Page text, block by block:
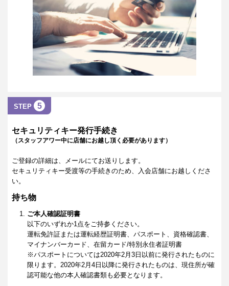
STEP 5
セキュリティキー発行手続き
（スタッフアワー中に店舗にお越し頂く必要があります）
ご登録の詳細は、メールにてお送りします。
セキュリティキー受渡等の手続きのため、入会店舗にお越しくださ
い。
持ち物
ご本人確認証明書
以下のいずれか1点をご持参ください。
運転免許証または運転経歴証明書、パスポート、資格確認書、
マイナンバーカード、在留カード/特別永住者証明書
※パスポートについては2020年2月3日以前に発行されたものに
限ります。2020年2月4日以降に発行されたものは、現住所が確
認可能な他の本人確認書類も必要となります。